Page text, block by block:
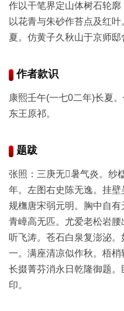
作以干笔界定山体树石轮廓
以花青与朱砂作苔点及红
夏。仿黄子久秋山于京师邸
作者款识
康熙壬午(一七0二年)长夏
东王原祁。
题跋
张照：三庚无𨚗暑气炎。纱
年。左图右史陈无逸。挂壁
规橅唐宋弱元明。胸中自
青嶂高无匹。尤爱老松岩
听飞涛。苍石白泉复澎泌
一。满座清凉似作秋。梧梢
长掇菁芬消永日乾隆御题。
印。
珐
琅
瑙
织
品
古
籍
本
/
Ancient
Works
经
部